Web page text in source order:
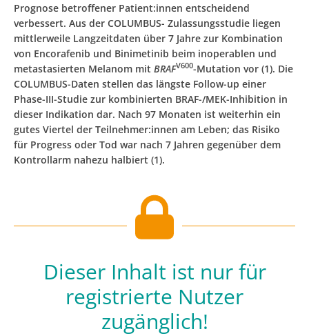
Prognose betroffener Patient:innen entscheidend
verbessert. Aus der COLUMBUS- Zulassungsstudie liegen
mittlerweile Langzeitdaten über 7 Jahre zur Kombination
von ­Encorafenib und Binimetinib beim inoperablen und
metastasierten Melanom mit BRAFV600-Mutation vor (1). ­Die
COLUMBUS-Daten stellen das längste Follow-up einer
Phase-III-Studie zur kombinierten BRAF-/MEK-Inhibition in
dieser Indikation dar. Nach 97 Monaten ist weiterhin ein
gutes Viertel der Teilnehmer:innen am Leben; das Risiko
für Progress oder Tod war nach 7 Jahren gegenüber dem
Kontrollarm nahezu halbiert (1).
Dieser Inhalt ist nur für
registrierte Nutzer
zugänglich!